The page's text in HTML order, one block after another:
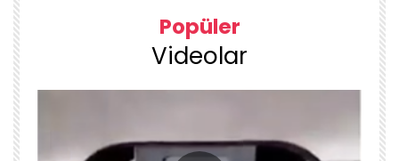
Popüler
Videolar